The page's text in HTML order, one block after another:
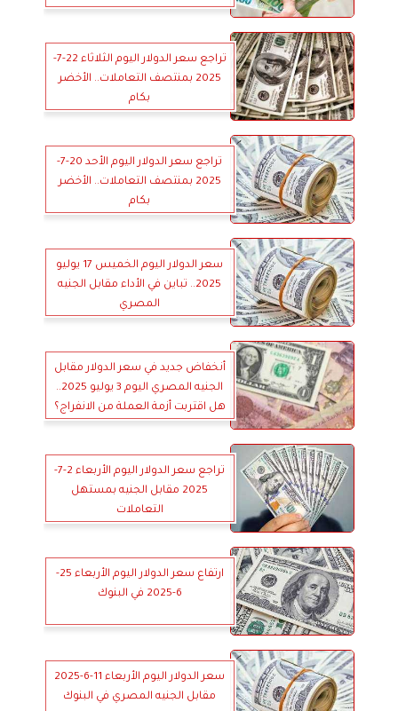
تراجع سعر الدولار اليوم الثلاثاء 22-7-
2025 بمنتصف التعاملات.. الأخضر
بكام
تراجع سعر الدولار اليوم الأحد 20-7-
2025 بمنتصف التعاملات.. الأخضر
بكام
سعر الدولار اليوم الخميس 17 يوليو
2025.. تباين في الأداء مقابل الجنيه
المصري
أنخفاض جديد في سعر الدولار مقابل
الجنيه المصري اليوم 3 يوليو 2025..
هل اقتربت أزمة العملة من الانفراج؟
تراجع سعر الدولار اليوم الأربعاء 2-7-
2025 مقابل الجنيه بمستهل
التعاملات
ارتفاع سعر الدولار اليوم الأربعاء 25-
6-2025 في البنوك
سعر الدولار اليوم الأربعاء 11-6-2025
مقابل الجنيه المصري في البنوك